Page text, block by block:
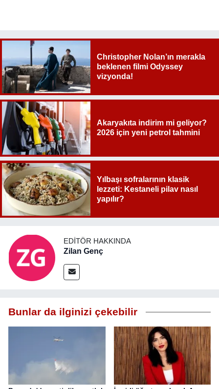
Christopher Nolan’ın merakla
beklenen filmi Odyssey
vizyonda!
Akaryakıta indirim mi geliyor?
2026 için yeni petrol tahmini
Yılbaşı sofralarının klasik
lezzeti: Kestaneli pilav nasıl
yapılır?
EDITÖR HAKKINDA
Zilan Genç
Bunlar da ilginizi çekebilir